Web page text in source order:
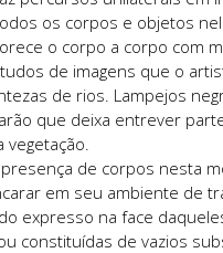
os corpos e objetos
o corpo a corpo com
de imagens que o
de rios. Lampejos
que deixa entrever
vegetação.
de corpos nesta
em seu ambiente de
expresso na face
constituídas de vazios